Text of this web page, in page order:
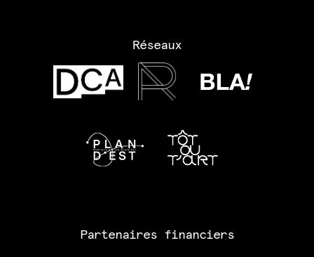
Réseaux
Partenaires financiers